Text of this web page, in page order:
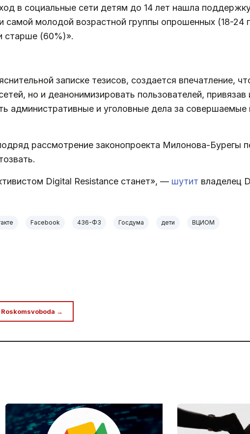
в социальные сети детям до 14 лет нашла
самой молодой возрастной группы опрошенных (18-24
старше (60%)».
записке тезисов, создается впечатление,
но и деанонимизировать пользователей, привязав
административные и уголовные дела за совершаемые
рассмотрение законопроекта Милонова-Бурегы
Digital Resistance станет», — шутит владелец
Facebook 436-ФЗ Госдума дети ВЦИОМ
→